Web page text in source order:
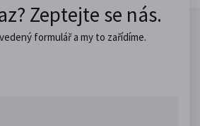
Zeptejte se nás.
formulář a my to zařídíme.